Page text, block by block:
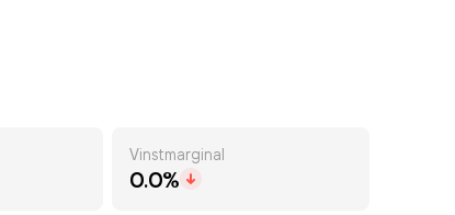
Vinstmarginal
0.0%